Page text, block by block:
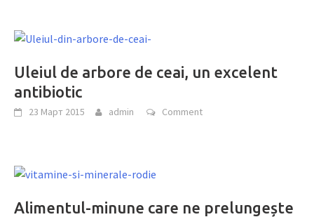
Uleiul de arbore de ceai, un excelent
antibiotic
23 Март 2015 admin Comment
Alimentul-minune care ne prelungește